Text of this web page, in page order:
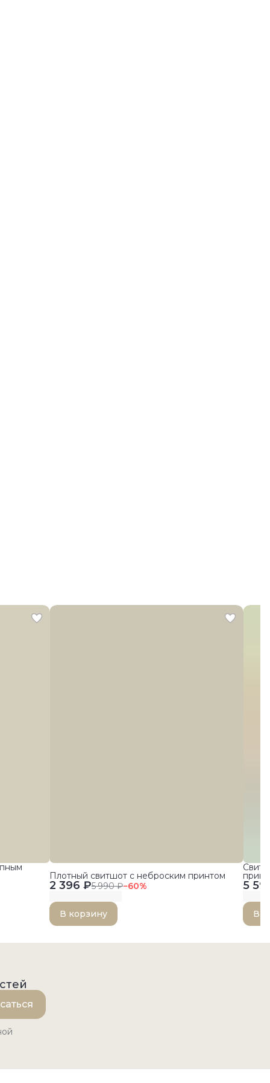
2 396 ₽5 990 ₽−60%
Плотный свитшот с неброским принтом
В корзину
5
В